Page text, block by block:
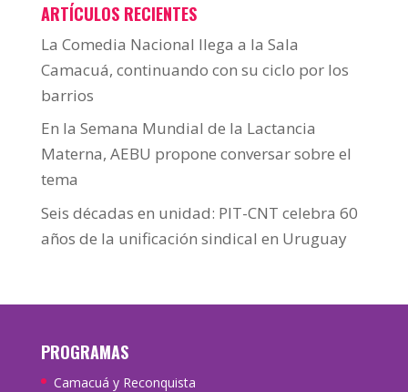
ARTÍCULOS RECIENTES
La Comedia Nacional llega a la Sala
Camacuá, continuando con su ciclo por los
barrios
En la Semana Mundial de la Lactancia
Materna, AEBU propone conversar sobre el
tema
Seis décadas en unidad: PIT-CNT celebra 60
años de la unificación sindical en Uruguay
PROGRAMAS
Camacuá y Reconquista